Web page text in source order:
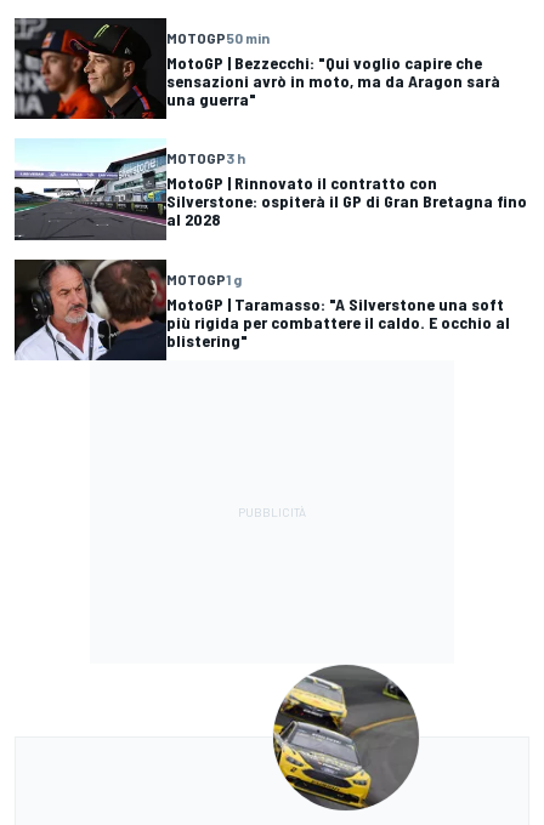
MOTOGP50 min
MotoGP | Bezzecchi: "Qui voglio capire che
sensazioni avrò in moto, ma da Aragon sarà
una guerra"
MOTOGP3 h
MotoGP | Rinnovato il contratto con
Silverstone: ospiterà il GP di Gran Bretagna fino
al 2028
MOTOGP1 g
MotoGP | Taramasso: "A Silverstone una soft
più rigida per combattere il caldo. E occhio al
blistering"